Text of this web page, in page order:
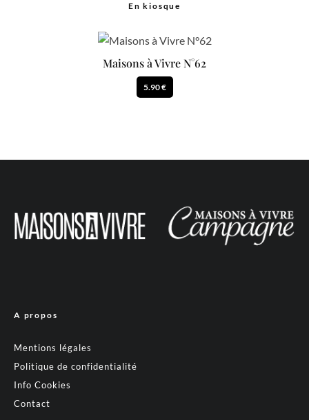
En kiosque
Maisons à Vivre N°62
5.90 €
A propos
Mentions légales
Politique de confidentialité
Info Cookies
Contact